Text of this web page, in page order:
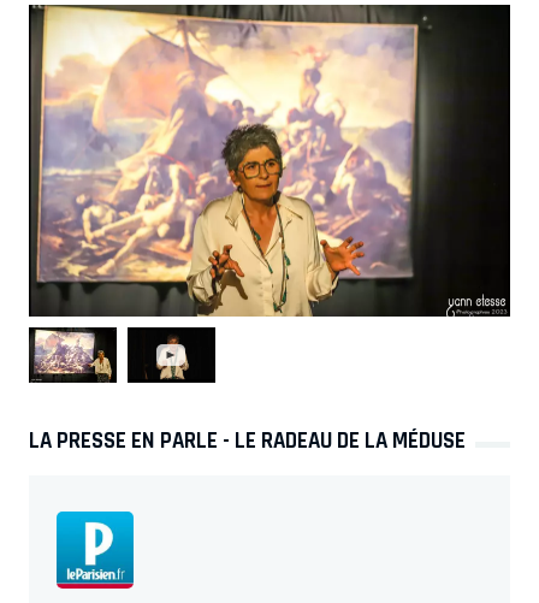
LA PRESSE EN PARLE - LE RADEAU DE LA MÉDUSE